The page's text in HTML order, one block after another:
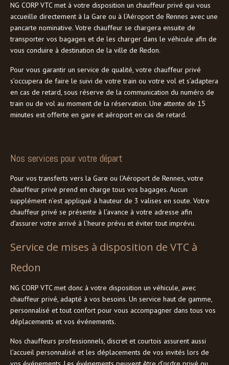
NG CORP VTC met à votre disposition un chauffeur privé qui vous
accueille directement à la Gare ou à l’Aéroport de Rennes avec une
pancarte nominative. Votre chauffeur se chargera ensuite de
transporter vos bagages et de les charger dans le véhicule afin de
vous conduire à destination de la ville de Redon.
Pour vous garantir un service de qualité, votre chauffeur privé
s’occupera de faire le suivi de votre train ou votre vol et s’adaptera
en cas de retard, sous réserve de la communication du numéro de
train ou de vol au moment de la réservation. Une attente de 15
minutes est offerte en gare et aéroport en cas de retard.
Nos services pour votre départ
Pour vos transferts vers la Gare ou l’Aéroport de Rennes, votre
chauffeur privé prend en charge tous vos bagages. Aucun
supplément n’est appliqué à hauteur de 3 valises en soute. Votre
chauffeur privé se présente à l’avance à votre adresse afin
d’assurer votre arrivé à l’heure prévu et éviter tout imprévu.
Service de mises à disposition de VTC à
Redon
NG CORP VTC met donc à votre disposition un véhicule, avec
chauffeur privé, adapté à vos besoins. Un service haut de gamme,
personnalisé et tout confort pour vous accompagner dans tous vos
déplacements et vos événements.
Nos chauffeurs professionnels, discret et courtois assurent aussi
l’accueil personnalisé et les déplacements de vos invités lors de